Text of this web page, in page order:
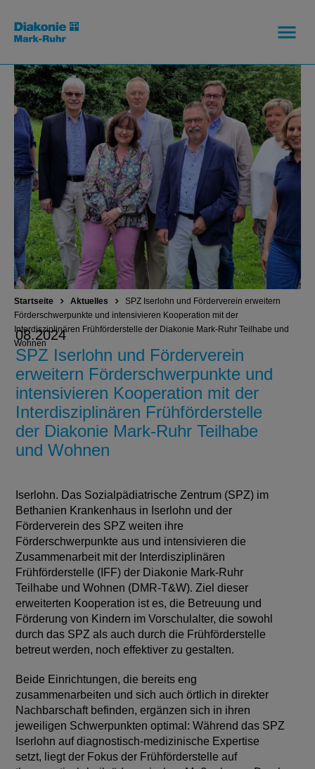
Startseite Aktuelles
SPZ Iserlohn und Förderverein erweitern
Förderschwerpunkte und intensivieren Kooperation mit der
Interdisziplinären Frühförderstelle der Diakonie Mark-Ruhr Teilhabe und
Wohnen
08.2024
SPZ Iserlohn und Förderverein
erweitern Förderschwerpunkte und
intensivieren Kooperation mit der
Interdisziplinären Frühförderstelle
der Diakonie Mark-Ruhr Teilhabe
und Wohnen
Iserlohn. Das Sozialpädiatrische Zentrum (SPZ) im
Bethanien Krankenhaus in Iserlohn und der
Förderverein des SPZ weiten ihre
Förderschwerpunkte aus und intensivieren die
Zusammenarbeit mit der Interdisziplinären
Frühförderstelle (IFF) der Diakonie Mark-Ruhr
Teilhabe und Wohnen (DMR-T&W). Ziel dieser
erweiterten Kooperation ist es, die Betreuung und
Förderung von Kindern im Vorschulalter, die sowohl
durch das SPZ als auch durch die Frühförderstelle
betreut werden, noch effektiver zu gestalten.
Beide Einrichtungen, die bereits eng
zusammenarbeiten und sich auch örtlich in direkter
Nachbarschaft befinden, ergänzen sich in ihren
jeweiligen Schwerpunkten optimal: Während das SPZ
Iserlohn auf diagnostisch-medizinische Expertise
setzt, liegt der Fokus der Frühförderstelle auf